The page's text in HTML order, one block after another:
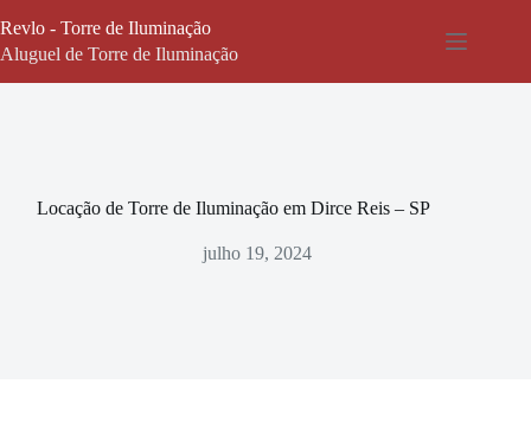
para
o
Revlo - Torre de Iluminação
Aluguel de Torre de Iluminação
Locação de Torre de Iluminação em Dirce Reis – SP
julho 19, 2024